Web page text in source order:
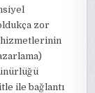
zor
hizmetlerinin
ile bağlantı